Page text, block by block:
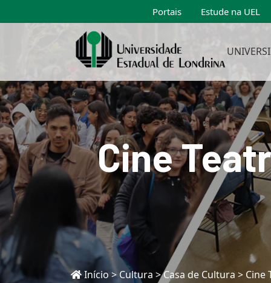
Portais Estude na UEL
Cine
Início >Cultura >Casa de Cultura > Cine